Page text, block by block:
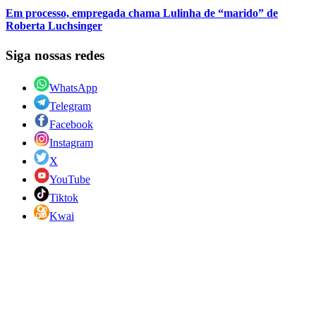
Em processo, empregada chama Lulinha de “marido” de
Roberta Luchsinger
Siga nossas redes
WhatsApp
Telegram
Facebook
Instagram
X
YouTube
Tiktok
Kwai